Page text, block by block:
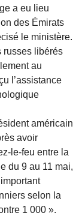
a eu lieu
des Émirats
le ministère.
russes libérés
au
l’assistance
américain
avoir
le-feu entre la
du 9 au 11 mai,
selon la
1 000 ».